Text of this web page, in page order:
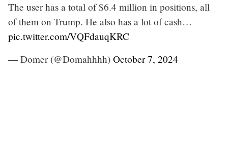
The user has a total of $6.4 million in positions, all
of them on Trump. He also has a lot of cash…
pic.twitter.com/VQFdauqKRC
— Domer (@Domahhhh) October 7, 2024